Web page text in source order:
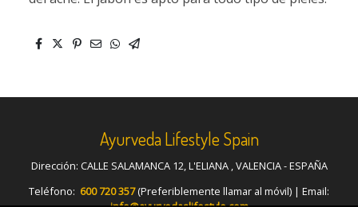
Ayurveda Lifestyle Spain
Dirección: CALLE SALAMANCA 12, L'ELIANA , VALENCIA - ESPAÑA
Teléfono: 600 720 357 (Preferiblemente llamar al móvil) | Email: